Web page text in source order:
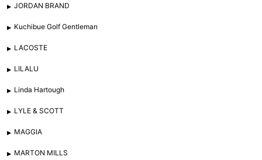
JORDAN BRAND
Kuchibue Golf Gentleman
LACOSTE
LILALU
Linda Hartough
LYLE & SCOTT
MAGGIA
MARTON MILLS